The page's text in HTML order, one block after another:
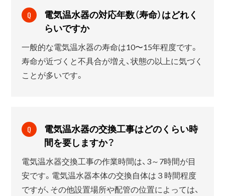
Q
電気温水器の対応年数（寿命）はどれく
らいですか
一般的な電気温水器の寿命は10〜15年程度です。
寿命が近づくと不具合が増え、状態の以上に気づく
ことが多いです。
Q
電気温水器の交換工事はどのくらい時
間を要しますか？
電気温水器交換工事の作業時間は、3～7時間が目
安です。電気温水器本体の交換自体は３時間程度
ですが、その他設置場所や配管の位置によっては、